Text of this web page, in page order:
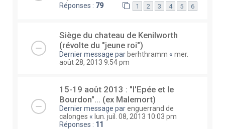
Réponses : 79 1 2 3 4 5 6
Siège du chateau de Kenilworth
(révolte du "jeune roi")
Dernier message par berhthramm « mer.
août 28, 2013 9:54 pm
15-19 août 2013 : "l'Epée et le
Bourdon"... (ex Malemort)
Dernier message parenguerrand de
calonges « lun. juil. 08, 2013 10:03 pm
Réponses : 11